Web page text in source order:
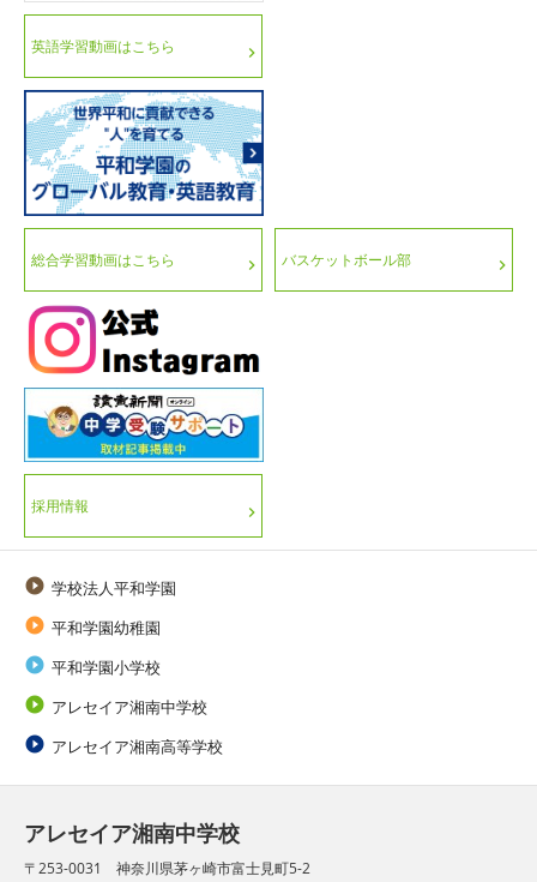
英語学習動画はこちら
総合学習動画はこちら バスケットボール部
採用情報
 学校法人平和学園
 平和学園幼稚園
 平和学園小学校
 アレセイア湘南中学校
 アレセイア湘南高等学校
アレセイア湘南中学校
〒253-0031 神奈川県茅ヶ崎市富士見町5-2